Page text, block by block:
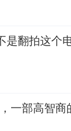
是翻拍这个
一部高智